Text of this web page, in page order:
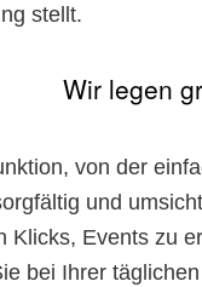
stellt.
Wir legen
von der
und
Klicks, Events zu
bei Ihrer